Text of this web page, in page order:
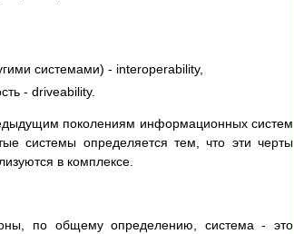
системами) - interoperability,
- driveability.
поколениям информационных систем
системы определяется тем, что эти черты
в комплексе.
по общему определению, система - это